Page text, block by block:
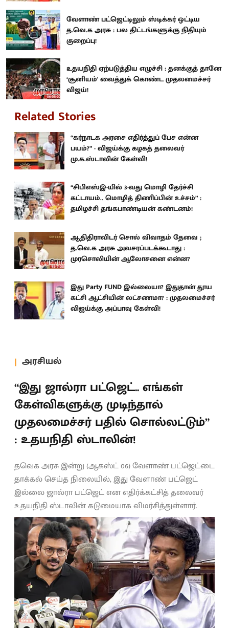
வேளாண் பட்ஜெட்டிலும் ஸ்டிக்கர் ஒட்டிய
த.வெ.க அரசு : பல திட்டங்களுக்கு நிதியும்
குறைப்பு!
உதயநிதி ஏற்படுத்திய எழுச்சி : தனக்குத் தானே
‘சூனியம்' வைத்துக் கொண்ட முதலமைச்சர்
விஜய்!
Related Stories
“கர்நாடக அரசை எதிர்த்துப் பேச என்ன
பயம்?” - விஜய்க்கு கழகத் தலைவர்
மு.க.ஸ்டாலின் கேள்வி!
“சிபிஎஸ்இ-யில் 3-வது மொழி தேர்ச்சி
கட்டாயம்.. மொழித் திணிப்பின் உச்சம்” :
தமிழச்சி தங்கபாண்டியன் கண்டனம்!
ஆதிதிராவிடர் சொல் விவாதம் தேவை ;
த.வெ.க அரசு அவசரப்படக்கூடாது :
முரசொலியின் ஆலோசனை என்ன?
இது Party FUND இல்லையா? இதுதான் தூய
கட்சி ஆட்சியின் லட்சணமா? : முதலமைச்சர்
விஜய்க்கு அப்பாவு கேள்வி!
அரசியல்
“இது ஜால்ரா பட்ஜெட்.. எங்கள்
கேள்விகளுக்கு முடிந்தால்
முதலமைச்சர் பதில் சொல்லட்டும்”
: உதயநிதி ஸ்டாலின்!
தவெக அரசு இன்று (ஆகஸ்ட் 06) வேளாண் பட்ஜெட்டை
தாக்கல் செய்த நிலையில், இது வேளாண் பட்ஜெட்
இல்லை ஜால்ரா பட்ஜெட் என எதிர்க்கட்சித் தலைவர்
உதயநிதி ஸ்டாலின் கடுமையாக விமர்சித்துள்ளார்.